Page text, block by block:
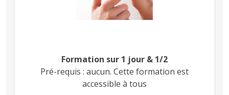
Formation sur 1 jour & 1/2
Pré-requis : aucun. Cette formation est
accessible à tous